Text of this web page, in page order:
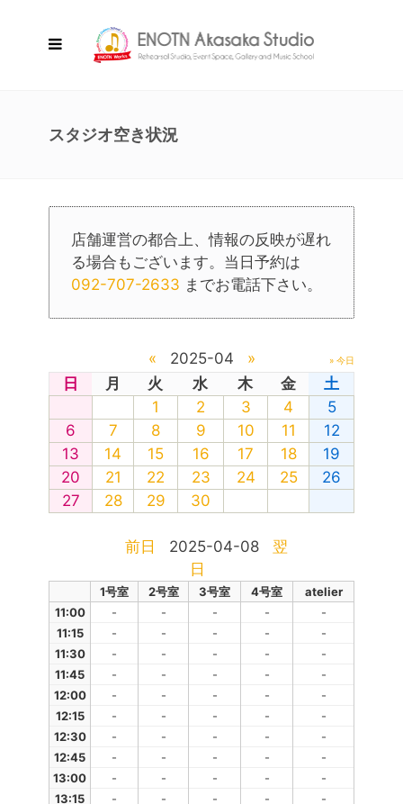
スタジオ空き状況
店舗運営の都合上、情報の反映が遅れ
る場合もございます。当日予約は
092-707-2633 までお電話下さい。
« 2025-04 » » 今日
日 月 火 水 木 金
土
1
2 3 4
5
6
7 8 9 10 11
12
13
14 15 16 17 18
19
20
21 22 23 24 25
26
27
28 29 30
前日 2025-04-08
翌
日
1号室 2号室 3号室 4号室
atelier
11:00
- - - -
-
11:15
- - - -
-
11:30
- - - -
-
11:45
- - - -
-
12:00
- - - -
-
12:15
- - - -
-
12:30
- - - -
-
12:45
- - - -
-
13:00
- - - -
-
13:15
- - - -
-